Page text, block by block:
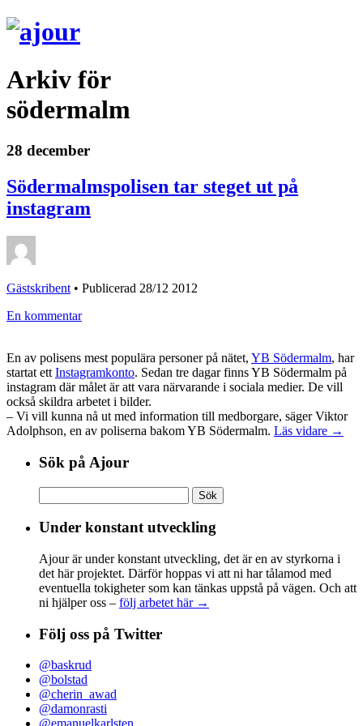
Arkiv för
södermalm
28 december
Södermalmspolisen tar steget ut på
instagram
Gästskribent • Publicerad 28/12 2012
En kommentar
En av polisens mest populära personer på nätet, YB Södermalm, har
startat ett Instagramkonto. Sedan tre dagar finns YB Södermalm på
instagram där målet är att vara närvarande i sociala medier. De vill
också skildra arbetet i bilder.
– Vi vill kunna nå ut med information till medborgare, säger Viktor
Adolphson, en av poliserna bakom YB Södermalm. Läs vidare →
Sök på Ajour
efter:
Under konstant utveckling
Ajour är under konstant utveckling, det är en av styrkorna i
det här projektet. Därför hoppas vi att ni har tålamod med
eventuella tokigheter som kan tänkas uppstå på vägen. Och att
ni hjälper oss – följ arbetet här →
Följ oss på Twitter
@baskrud
@bolstad
@cherin_awad
@damonrasti